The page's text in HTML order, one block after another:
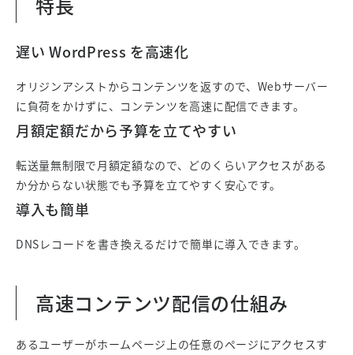
遅い WordPress を高速化
オリジンアシストからコンテンツを返すので、Webサーバー
に負荷をかけずに、コンテンツを高速に配信できます。
月額定額だから予算を立てやすい
転送量無制限で月額定額なので、どのくらいアクセスがある
か分からない状態でも予算を立てやすく安心です。
導入も簡単
DNSレコードを書き換えるだけで簡単に導入できます。
高速コンテンツ配信の仕組み
あるユーザーがホームページ上の任意のページにアクセスす